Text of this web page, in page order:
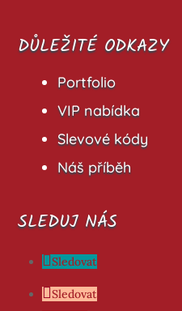
DŮLEŽITÉ ODKAZY
Portfolio
VIP nabídka
Slevové kódy
Náš příběh
SLEDUJ NÁS
Sledovat
Sledovat